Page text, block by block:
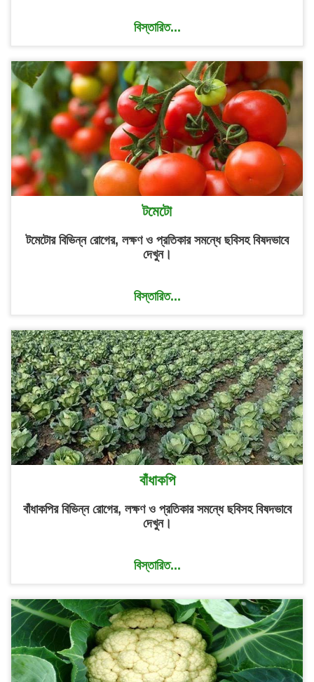
বিস্তারিত...
টমেটো
টমেটোর বিভিন্ন রোগের, লক্ষণ ও প্রতিকার সমন্ধে ছবিসহ বিষদভাবে
দেখুন।
বিস্তারিত...
বাঁধাকপি
বাঁধাকপির বিভিন্ন রোগের, লক্ষণ ও প্রতিকার সমন্ধে ছবিসহ বিষদভাবে
দেখুন।
বিস্তারিত...